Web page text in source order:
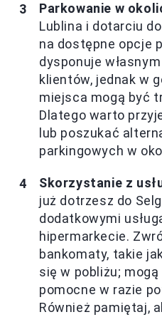
Parkowanie w
Lublina i dotarciu
na dostępne opcje
dysponuje
klientów, jednak w
miejsca mogą być
Dlatego warto
lub poszukać
parkingowych w
Skorzystanie z
już dotrzesz do
dodatkowymi
hipermarkecie.
bankomaty, takie
się w pobliżu;
pomocne w razie
Również pamiętaj,